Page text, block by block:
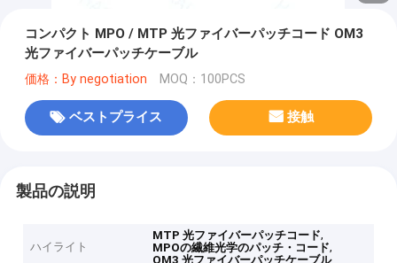
コンパクト MPO / MTP 光ファイバーパッチコード OM3
光ファイバーパッチケーブル
価格：By negotiation MOQ：100PCS
ベストプライス 接触
製品の説明
ハイライト
MTP 光ファイバーパッチコード,
MPOの繊維光学のパッチ・コード,
OM3 光ファイバーパッチケーブル